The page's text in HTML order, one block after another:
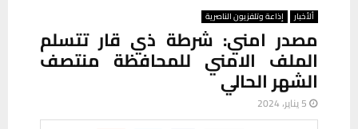
ألأخبار إذاعة وتلفزيون الناصرية
مصدر امني: شرطة ذي قار تتسلم
الملف الامني للمحافظة منتصف
الشهر الحالي
5 يناير، 2024